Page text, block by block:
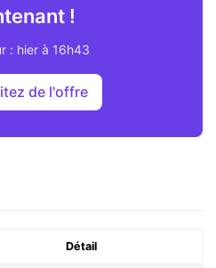
!
: hier à 16h43
de l'offre
Détail